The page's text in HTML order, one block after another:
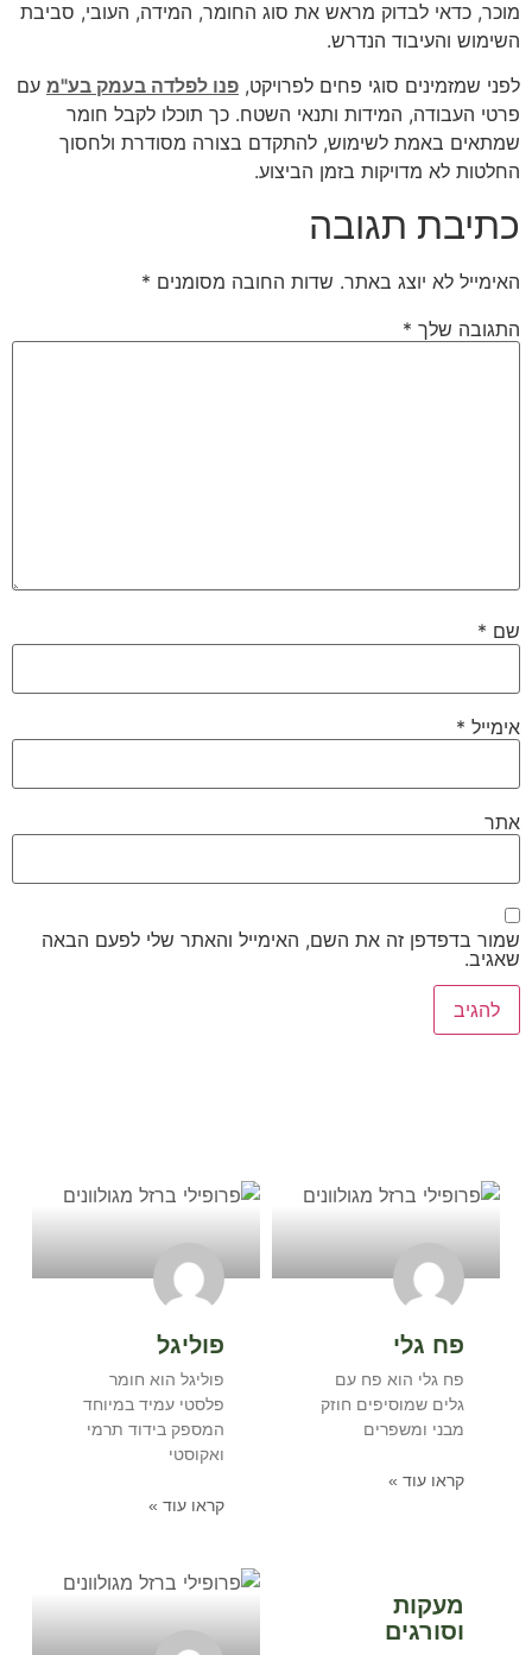
מוכר, כדאי לבדוק מראש את סוג החומר, המידה, העובי, סביבת
השימוש והעיבוד הנדרש.
לפני שמזמינים סוגי פחים לפרויקט, פנו לפלדה בעמק בע"מ עם
פרטי העבודה, המידות ותנאי השטח. כך תוכלו לקבל חומר
שמתאים באמת לשימוש, להתקדם בצורה מסודרת ולחסוך
החלטות לא מדויקות בזמן הביצוע.
כתיבת תגובה
האימייל לא יוצג באתר. שדות החובה מסומנים *
התגובה שלך *
שם *
אימייל *
אתר
שמור בדפדפן זה את השם, האימייל והאתר שלי לפעם הבאה
שאגיב.
פח גלי
פח גלי הוא פח עם
גלים שמוסיפים חוזק
מבני ומשפרים
קראו עוד »
פוליגל
פוליגל הוא חומר
פלסטי עמיד במיוחד
המספק בידוד תרמי
ואקוסטי
קראו עוד »
מעקות
וסורגים